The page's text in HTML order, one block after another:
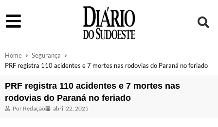
Home
Segurança
PRF registra 110 acidentes e 7 mortes nas rodovias do Paraná no feriado
PRF registra 110 acidentes e 7 mortes nas
rodovias do Paraná no feriado
Por Redação abril 22, 2025